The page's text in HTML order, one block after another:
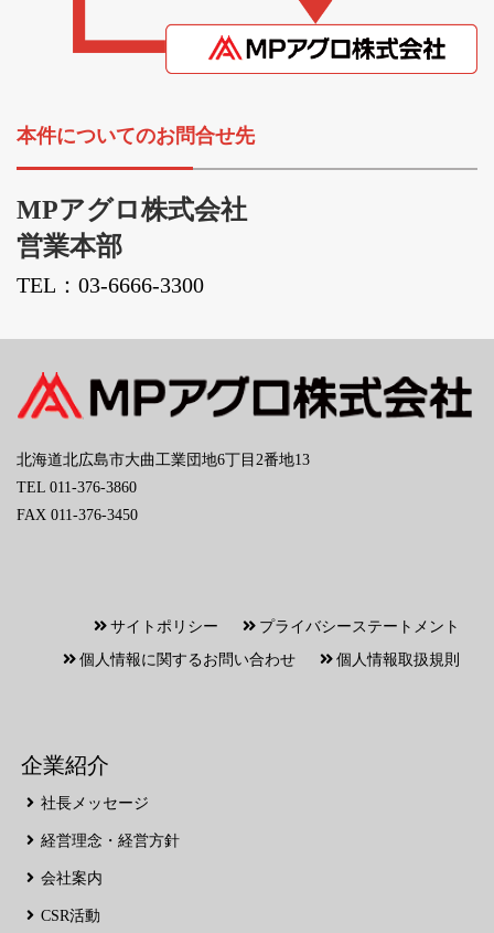
本件についてのお問合せ先
MPアグロ株式会社
営業本部
TEL：03-6666-3300
北海道北広島市大曲工業団地6丁目2番地13
TEL 011-376-3860
FAX 011-376-3450
サイトポリシー
プライバシーステートメント
個人情報に関するお問い合わせ
個人情報取扱規則
企業紹介
社長メッセージ
経営理念・経営方針
会社案内
CSR活動